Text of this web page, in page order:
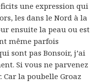
une expression qui
les dans le Nord à la
ensuite la peau ou est
même parfois
sont pas Bonsoir, j’ai
Si vous ne parvenez
la poubelle Groaz